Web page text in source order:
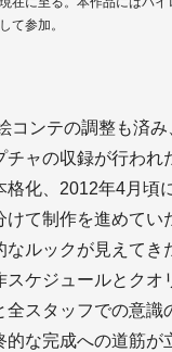
て参加。
コンテの調整も済み
チャの収録が行われ
格化、2012年4月頃
けて制作を進めてい
なルックが見えてき
スケジュールとクオ
全スタッフでの意識
的な完成への道筋が